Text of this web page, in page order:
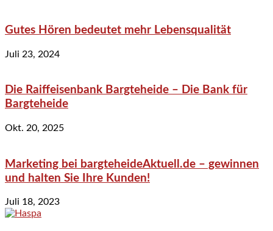
Gutes Hören bedeutet mehr Lebensqualität
Juli 23, 2024
Die Raiffeisenbank Bargteheide – Die Bank für
Bargteheide
Okt. 20, 2025
Marketing bei bargteheideAktuell.de – gewinnen
und halten Sie Ihre Kunden!
Juli 18, 2023